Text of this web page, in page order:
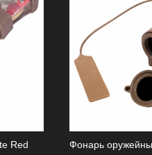
Red
Фонарь